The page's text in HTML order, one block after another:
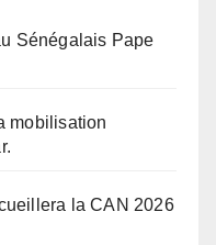
Sénégalais Pape
mobilisation
la CAN 2026